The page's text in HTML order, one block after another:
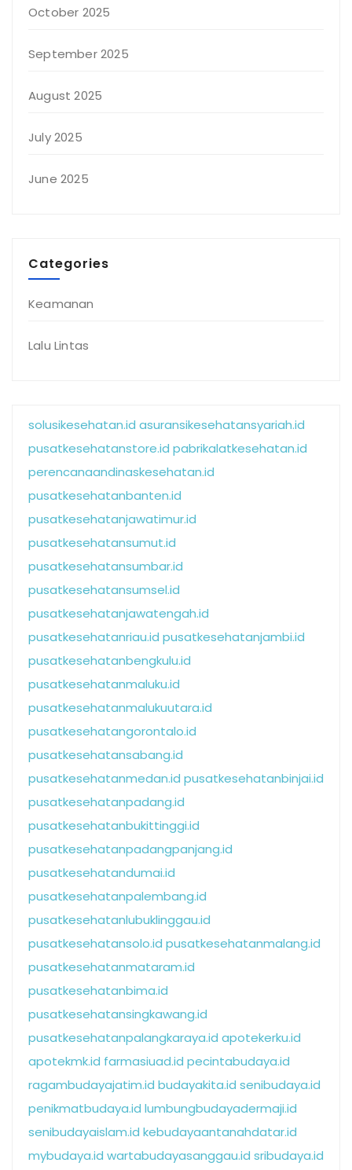
October 2025
September 2025
August 2025
July 2025
June 2025
Categories
Keamanan
Lalu Lintas
solusikesehatan.id asuransikesehatansyariah.id
pusatkesehatanstore.id pabrikalatkesehatan.id
perencanaandinaskesehatan.id
pusatkesehatanbanten.id
pusatkesehatanjawatimur.id
pusatkesehatansumut.id
pusatkesehatansumbar.id
pusatkesehatansumsel.id
pusatkesehatanjawatengah.id
pusatkesehatanriau.id pusatkesehatanjambi.id
pusatkesehatanbengkulu.id
pusatkesehatanmaluku.id
pusatkesehatanmalukuutara.id
pusatkesehatangorontalo.id
pusatkesehatansabang.id
pusatkesehatanmedan.id pusatkesehatanbinjai.id
pusatkesehatanpadang.id
pusatkesehatanbukittinggi.id
pusatkesehatanpadangpanjang.id
pusatkesehatandumai.id
pusatkesehatanpalembang.id
pusatkesehatanlubuklinggau.id
pusatkesehatansolo.id pusatkesehatanmalang.id
pusatkesehatanmataram.id
pusatkesehatanbima.id
pusatkesehatansingkawang.id
pusatkesehatanpalangkaraya.id apotekerku.id
apotekmk.id farmasiuad.id pecintabudaya.id
ragambudayajatim.id budayakita.id senibudaya.id
penikmatbudaya.id lumbungbudayadermaji.id
senibudayaislam.id kebudayaantanahdatar.id
mybudaya.id wartabudayasanggau.id sribudaya.id